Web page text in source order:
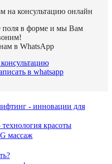
на консультацию онлайн
поля в форме и мы Вам
в WhatsApр
в whatsapp
- инновации для
красоты
массаж